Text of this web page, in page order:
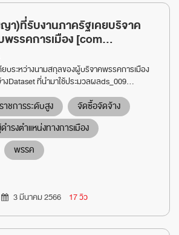
)ที่รับงานภาครัฐเคยบริจาค
พรรคการเมือง [com...
บระหว่างนามสกุลของผู้บริจาคพรรคการเมือง
งDataset ที่นำมาใช้ประมวลผลds_009...
าชการระดับสูง
จัดซื้อจัดจ้าง
ำรงตำแหน่งทางการเมือง
พรรค
3 มีนาคม 2566 17 วิว